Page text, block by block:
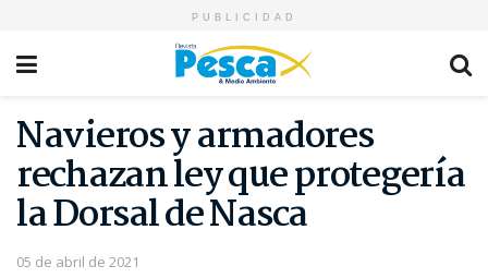
PUBLICIDAD
Navieros y armadores
rechazan ley que protegería
la Dorsal de Nasca
05 de abril de 2021